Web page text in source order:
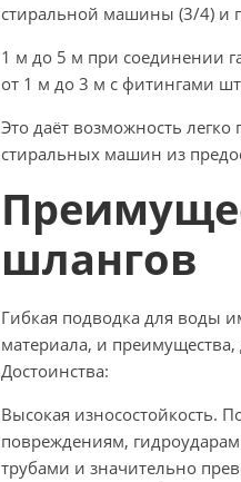
стиральной машины (3/4) и
1 м до 5 м при соединении
от 1 м до 3 м с фитингами
Это даёт возможность
стиральных машин из
шлангов
Гибкая подводка для воды
материала, и
Достоинства:
Высокая износостойкость.
повреждениям,
трубами и значительно